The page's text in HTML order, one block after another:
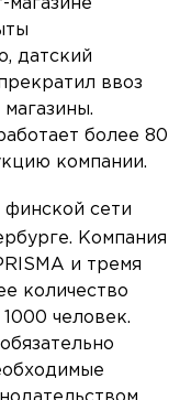
магазине
датский
ввоз
более 80
компании.
финской сети
Компания
и тремя
количество
человек.